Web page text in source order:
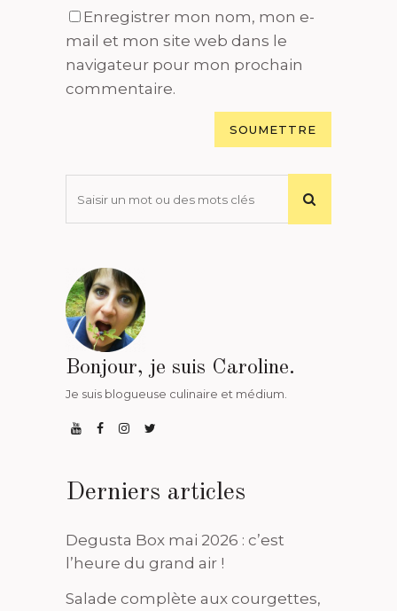
Enregistrer mon nom, mon e-
mail et mon site web dans le
navigateur pour mon prochain
commentaire.
Bonjour, je suis Caroline.
Je suis blogueuse culinaire et médium.
Derniers articles
Degusta Box mai 2026 : c’est
l’heure du grand air !
Salade complète aux courgettes,